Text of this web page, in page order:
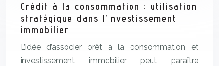
Crédit à la consommation : utilisation
stratégique dans l’investissement
immobilier
L’idée d’associer prêt à la consommation et
investissement immobilier peut paraître